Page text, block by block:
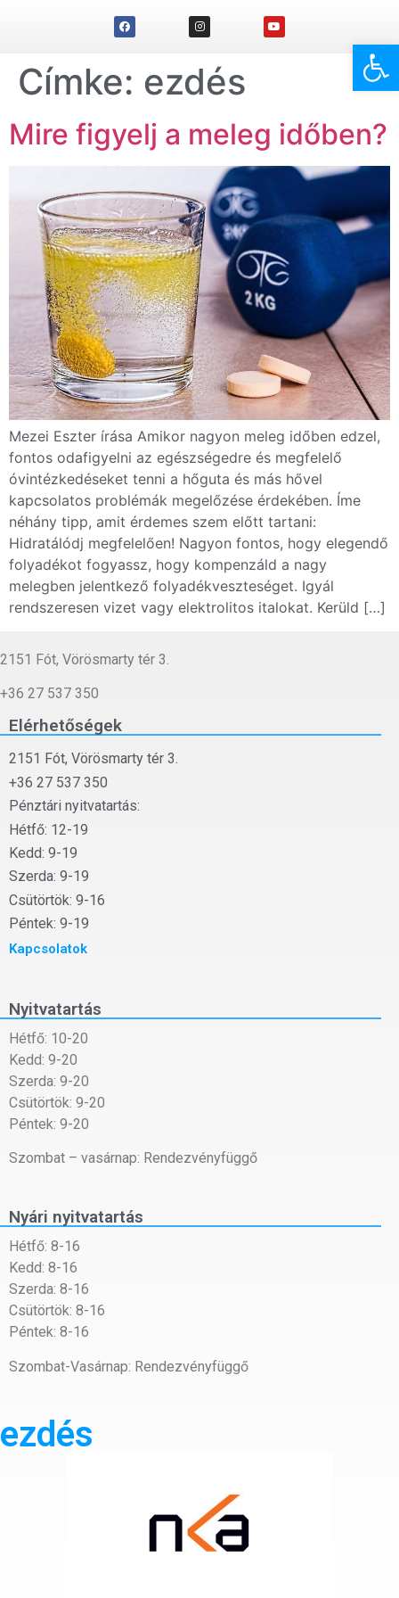
Címke: ezdés
Mire figyelj a meleg időben?
Mezei Eszter írása Amikor nagyon meleg időben edzel,
fontos odafigyelni az egészségedre és megfelelő
óvintézkedéseket tenni a hőguta és más hővel
kapcsolatos problémák megelőzése érdekében. Íme
néhány tipp, amit érdemes szem előtt tartani:
Hidratálódj megfelelően! Nagyon fontos, hogy elegendő
folyadékot fogyassz, hogy kompenzáld a nagy
melegben jelentkező folyadékveszteséget. Igyál
rendszeresen vizet vagy elektrolitos italokat. Kerüld […]
2151 Fót, Vörösmarty tér 3.
+36 27 537 350
Elérhetőségek
2151 Fót, Vörösmarty tér 3.
+36 27 537 350
Pénztári nyitvatartás:
Hétfő: 12-19
Kedd: 9-19
Szerda: 9-19
Csütörtök: 9-16
Péntek: 9-19
Kapcsolatok
Nyitvatartás
Hétfő: 10-20
Kedd: 9-20
Szerda: 9-20
Csütörtök: 9-20
Péntek: 9-20
Szombat – vasárnap: Rendezvényfüggő
Nyári nyitvatartás
Hétfő: 8-16
Kedd: 8-16
Szerda: 8-16
Csütörtök: 8-16
Péntek: 8-16
Szombat-Vasárnap: Rendezvényfüggő
ezdés